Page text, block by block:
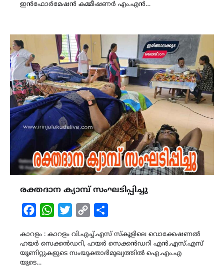
ഇൻഫോർമേഷൻ കമ്മീഷണർ എം.എൻ…
രക്തദാന ക്യാമ്പ് സംഘടിപ്പിച്ചു
FacebookWhatsAppTwitterCopy
കാറളം : കാറളം വി.എച്ച്.എസ് സ്കൂളിലെ വൊക്കേഷണൽ
ഹയർ സെക്കൻഡറി, ഹയർ സെക്കൻഡറി എൻ.എസ്.എസ്
യൂണിറ്റുകളുടെ സംയുക്താഭിമുഖ്യത്തിൽ ഐ.എം.എ
യുടെ…